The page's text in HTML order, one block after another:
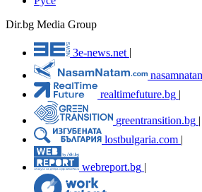
Dir.bg Media Group
3e-news.net
realtimefuture.bg |
greentransition.bg |
lostbulgaria.com |
webreport.bg